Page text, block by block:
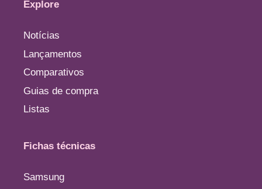
Explore
Notícias
Lançamentos
Comparativos
Guias de compra
Listas
Fichas técnicas
Samsung